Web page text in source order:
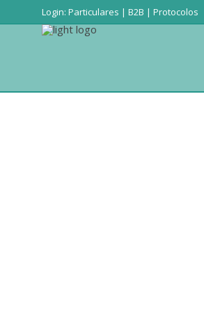
Login: Particulares | B2B | Protocolos